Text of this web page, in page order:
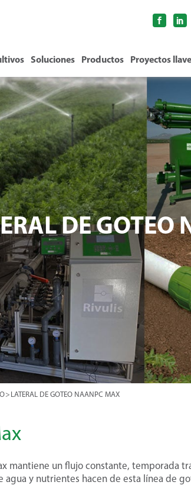
Soluciones Productos Proyectos
DE GOTEO
> LATERAL DE GOTEO NAANPC MAX
mantiene un flujo constante, temporada
y nutrientes hacen de esta línea de